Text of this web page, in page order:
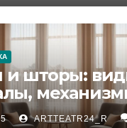
шторы:
и уход
ARTTEATR24_R